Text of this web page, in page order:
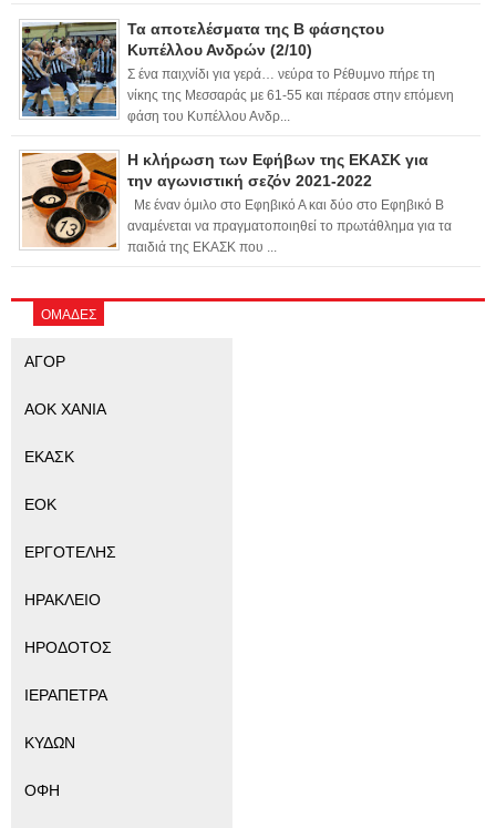
Τα αποτελέσματα της Β φάσηςτου
Κυπέλλου Ανδρών (2/10)
Σ ένα παιχνίδι για γερά… νεύρα το Ρέθυμνο πήρε τη
νίκης της Μεσσαράς με 61-55 και πέρασε στην επόμενη
φάση του Κυπέλλου Ανδρ...
Η κλήρωση των Εφήβων της ΕΚΑΣΚ για
την αγωνιστική σεζόν 2021-2022
Με έναν όμιλο στο Εφηβικό Α και δύο στο Εφηβικό Β
αναμένεται να πραγματοποιηθεί το πρωτάθλημα για τα
παιδιά της ΕΚΑΣΚ που ...
ΟΜΑΔΕΣ
ΑΓΟΡ
ΑΟΚ ΧΑΝΙΑ
ΕΚΑΣΚ
ΕΟΚ
ΕΡΓΟΤΕΛΗΣ
ΗΡΑΚΛΕΙΟ
ΗΡΟΔΟΤΟΣ
ΙΕΡΑΠΕΤΡΑ
ΚΥΔΩΝ
ΟΦΗ